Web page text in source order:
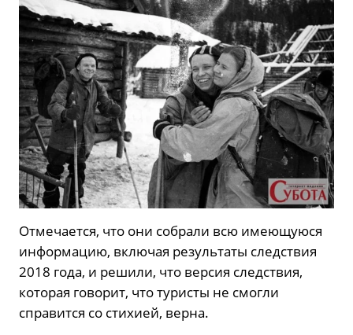
Отмечается, что они собрали всю имеющуюся
информацию, включая результаты следствия
2018 года, и решили, что версия следствия,
которая говорит, что туристы не смогли
справится со стихией, верна.